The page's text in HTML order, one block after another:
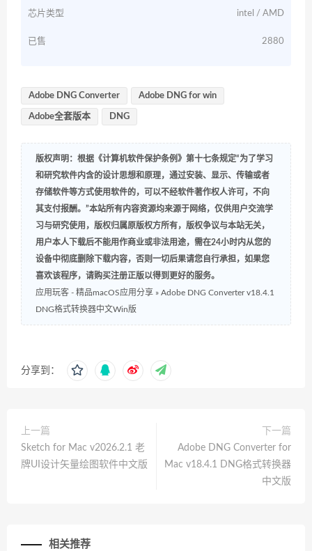
芯片类型 intel / AMD
已售 2880
Adobe DNG Converter Adobe DNG for win
Adobe全套版本 DNG
版权声明：根据《计算机软件保护条例》第十七条规定“为了学习
和研究软件内含的设计思想和原理，通过安装、显示、传输或者
存储软件等方式使用软件的，可以不经软件著作权人许可，不向
其支付报酬。”本站所有内容资源均来源于网络，仅供用户交流学
习与研究使用，版权归属原版权方所有，版权争议与本站无关，
用户本人下载后不能用作商业或非法用途，需在24小时内从您的
设备中彻底删除下载内容，否则一切后果请您自行承担，如果您
喜欢该程序，请购买注册正版以得到更好的服务。
应用玩客 - 精品macOS应用分享 » Adobe DNG Converter v18.4.1
DNG格式转换器中文Win版
分享到：
上一篇
Sketch for Mac v2026.2.1 老
牌UI设计矢量绘图软件中文版
下一篇
Adobe DNG Converter for
Mac v18.4.1 DNG格式转换器
中文版
相关推荐